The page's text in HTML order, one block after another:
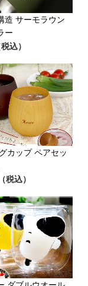
造 サーモラウン
ー
込）
カップ ペアセッ
税込）